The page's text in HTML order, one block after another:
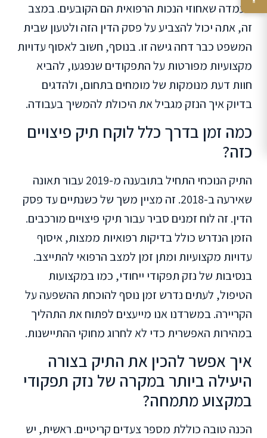
בעמדה שאחוזי הנכות הרפואית הם הקובעים. במצב
זה, אתה יכול להצביע על פסק הדין הזה ולטעון שבית
המשפט כבר דחה גישה זו. בנוסף, חשוב לאסוף עדויות
מקצועיות מפורטות על התפקודים שנפגעו, להביא
חוות דעת מנומקות של מומחים בתחום, ולהדגים
בדיוק איך הנזק מגביל את היכולת להמשיך בעבודה.
כמה זמן בדרך כלל לוקח תיק פיצויים
כזה?
התיק הנוכחי התחיל בתובענה מ-2019 עבור תאונה
שאירעה ב-2018. זה מציין משך של כשנתיים עד פסק
הדין. זה לוח זמנים סביר עבור תיקי פיצויים מורכבים.
הזמן הנדרש כולל בדיקות רפואיות ממצות, איסוף
עדויות מקצועיות ומתן זמן למצב הרפואי להתייצב.
בנסיבות של נזק תפקודי ייחודי, כמו במקצועות
הטיפול, לעתים נדרש זמן נוסף להוכחת ההשפעה על
הקריירה. במשרדנו אנו מייעצים לפתוח את התהליך
במהירות האפשרית כדי לא לחרוג מחוקי ההתיישנות.
איך אפשר להכין את התיק בצורה
היעילה ביותר במקרה של נזק תפקודי
במקצוע מתמחה?
הכנה טובה כוללת מספר צעדים קריטיים. ראשית, יש